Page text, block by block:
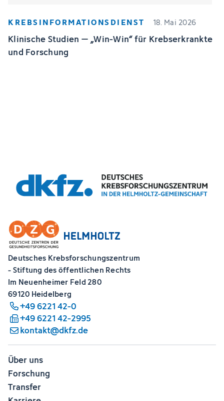
KREBSINFORMATIONSDIENST 18. Mai 2026
Klinische Studien – „Win-Win“ für Krebserkrankte
und Forschung
Deutsches Krebsforschungszentrum
- Stiftung des öffentlichen Rechts
Im Neuenheimer Feld 280
69120 Heidelberg
+49 6221 42-0
+49 6221 42-2995
kontakt@dkfz.de
Über uns
Forschung
Transfer